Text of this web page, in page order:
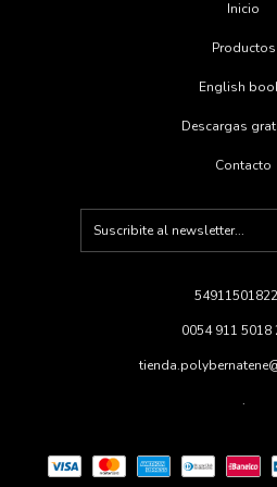
Inicio
Productos
English
Descargas
Contacto
0054 911 5018
.